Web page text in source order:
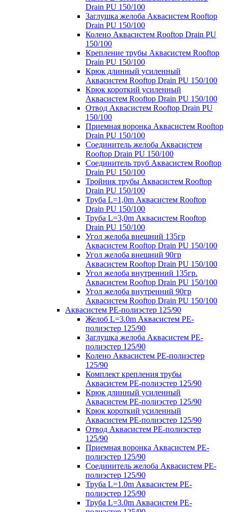
Drain PU 150/100
Заглушка желоба Аквасистем Rooftop
Drain PU 150/100
Колено Аквасистем Rooftop Drain PU
150/100
Крепление трубы Аквасистем Rooftop
Drain PU 150/100
Крюк длинный усиленный
Аквасистем Rooftop Drain PU 150/100
Крюк короткий усиленный
Аквасистем Rooftop Drain PU 150/100
Отвод Аквасистем Rooftop Drain PU
150/100
Приемная воронка Аквасистем Rooftop
Drain PU 150/100
Соединитель желоба Аквасистем
Rooftop Drain PU 150/100
Соединитель труб Аквасистем Rooftop
Drain PU 150/100
Тройник трубы Аквасистем Rooftop
Drain PU 150/100
Труба L=1,0m Аквасистем Rooftop
Drain PU 150/100
Труба L=3,0m Аквасистем Rooftop
Drain PU 150/100
Угол желоба внешний 135гр
Аквасистем Rooftop Drain PU 150/100
Угол желоба внешний 90гр
Аквасистем Rooftop Drain PU 150/100
Угол желоба внутренний 135гр.
Аквасистем Rooftop Drain PU 150/100
Угол желоба внутренний 90гр
Аквасистем Rooftop Drain PU 150/100
Аквасистем PE-полиэстер 125/90
Желоб L=3.0m Аквасистем PE-
полиэстер 125/90
Заглушка желоба Аквасистем PE-
полиэстер 125/90
Колено Аквасистем PE-полиэстер
125/90
Комплект крепления трубы
Аквасистем PE-полиэстер 125/90
Крюк длинный усиленный
Аквасистем PE-полиэстер 125/90
Крюк короткий усиленный
Аквасистем PE-полиэстер 125/90
Отвод Аквасистем РЕ-полиэстер
125/90
Приемная воронка Аквасистем PE-
полиэстер 125/90
Соединитель желоба Аквасистем PE-
полиэстер 125/90
Труба L=1.0m Аквасистем PE-
полиэстер 125/90
Труба L=3.0m Аквасистем PE-